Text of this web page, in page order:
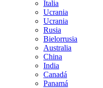
Italia
Ucrania
Ucrania
Rusia
Bielorrusia
Australia
China
India
Canadá
Panamá